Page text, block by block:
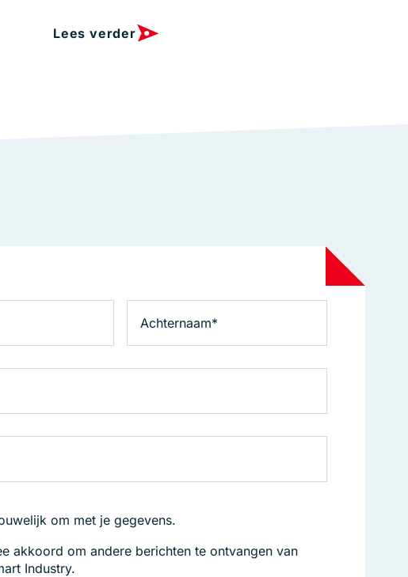
Lees verder
om met je gegevens.
akkoord om andere berichten te ontvangen van
Industry.